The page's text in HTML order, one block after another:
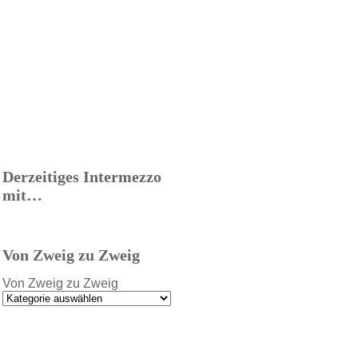
Derzeitiges Intermezzo
mit…
Von Zweig zu Zweig
Von Zweig zu Zweig